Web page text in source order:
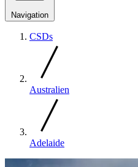
Navigation
CSDs
Australien
Adelaide